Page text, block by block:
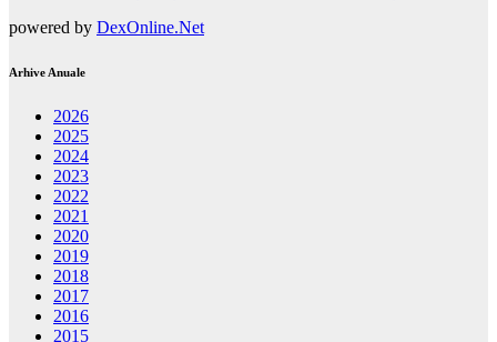
powered by DexOnline.Net
Arhive Anuale
2026
2025
2024
2023
2022
2021
2020
2019
2018
2017
2016
2015